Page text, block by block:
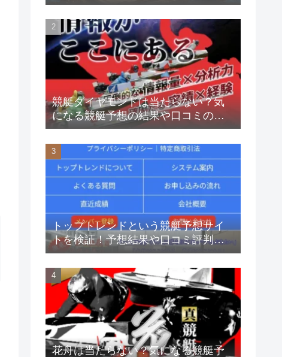
競艇ダイヤモンドは当たらない？気
になる競艇予想の結果や口コミの評
判を大公開
トップトレンドという競艇予想サイ
トを検証！予想結果や口コミ評判ま
で完全網羅！
花舟は当たらない？気になる競艇予